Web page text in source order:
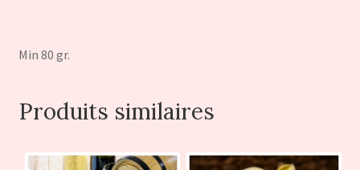
Min 80 gr.
Produits similaires